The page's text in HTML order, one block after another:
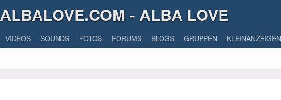
ALBALOVE.COM - ALBA LOVE
VIDEOS SOUNDS FOTOS FORUMS BLOGS GRUPPEN KLEINANZEIGEN